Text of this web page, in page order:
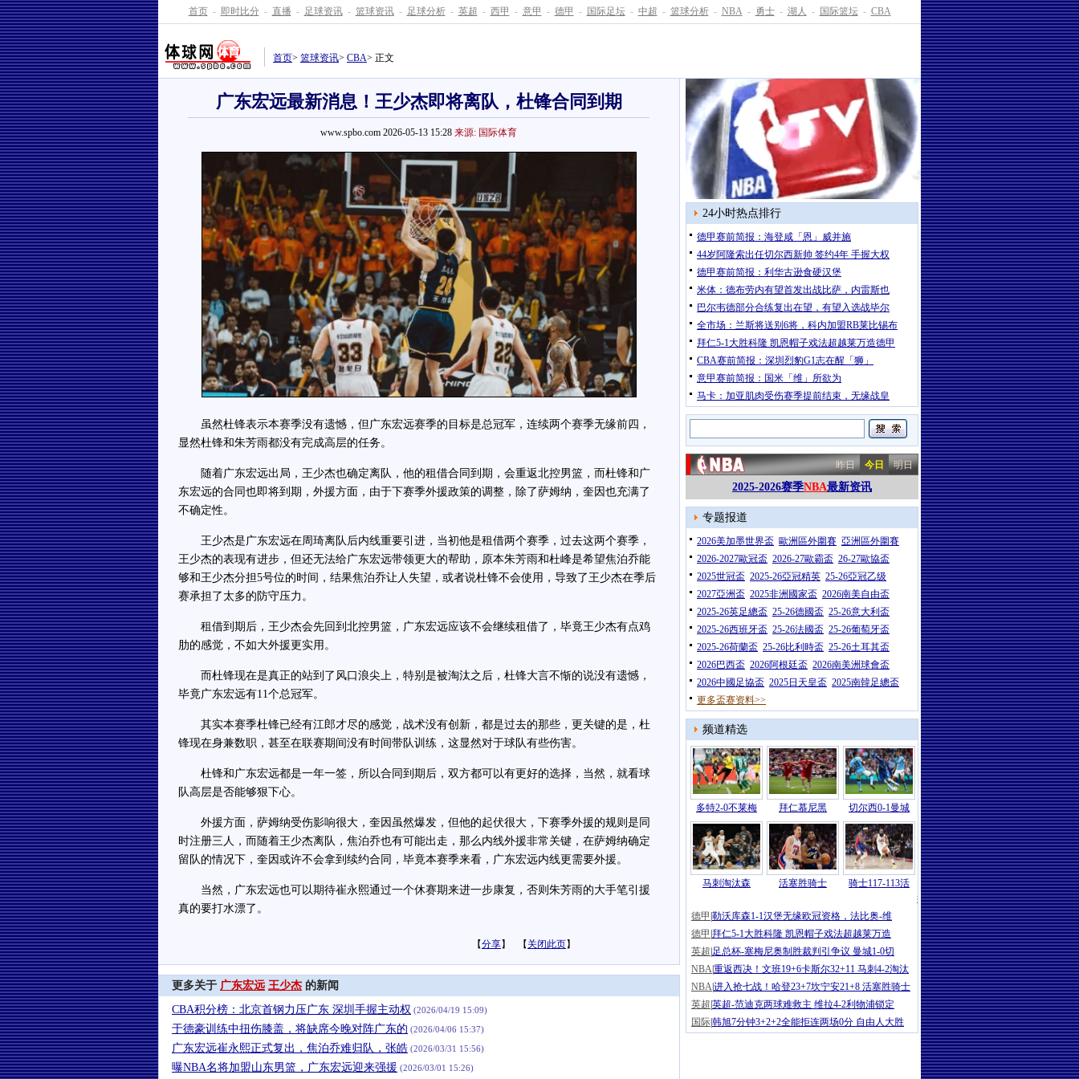
首页 - 即时比分 - 直播 - 足球资讯 - 篮球资讯 - 足球分析 - 英超 - 西甲 - 意甲 - 德甲 - 国际足坛 - 中超 - 篮球分析 - NBA - 勇士 - 湖人 - 国际篮坛 - CBA
首页> 篮球资讯> CBA> 正文
广东宏远最新消息！王少杰即将离队，杜锋合同到期
www.spbo.com 2026-05-13 15:28 来源: 国际体育
虽然杜锋表示本赛季没有遗憾，但广东宏远赛季的目标是总冠军，连续两个赛季无缘前四，
显然杜锋和朱芳雨都没有完成高层的任务。
随着广东宏远出局，王少杰也确定离队，他的租借合同到期，会重返北控男篮，而杜锋和广
东宏远的合同也即将到期，外援方面，由于下赛季外援政策的调整，除了萨姆纳，奎因也充满了
不确定性。
王少杰是广东宏远在周琦离队后内线重要引进，当初他是租借两个赛季，过去这两个赛季，
王少杰的表现有进步，但还无法给广东宏远带领更大的帮助，原本朱芳雨和杜峰是希望焦泊乔能
够和王少杰分担5号位的时间，结果焦泊乔让人失望，或者说杜锋不会使用，导致了王少杰在季后
赛承担了太多的防守压力。
租借到期后，王少杰会先回到北控男篮，广东宏远应该不会继续租借了，毕竟王少杰有点鸡
肋的感觉，不如大外援更实用。
而杜锋现在是真正的站到了风口浪尖上，特别是被淘汰之后，杜锋大言不惭的说没有遗憾，
毕竟广东宏远有11个总冠军。
其实本赛季杜锋已经有江郎才尽的感觉，战术没有创新，都是过去的那些，更关键的是，杜
锋现在身兼数职，甚至在联赛期间没有时间带队训练，这显然对于球队有些伤害。
杜锋和广东宏远都是一年一签，所以合同到期后，双方都可以有更好的选择，当然，就看球
队高层是否能够狠下心。
外援方面，萨姆纳受伤影响很大，奎因虽然爆发，但他的起伏很大，下赛季外援的规则是同
时注册三人，而随着王少杰离队，焦泊乔也有可能出走，那么内线外援非常关键，在萨姆纳确定
留队的情况下，奎因或许不会拿到续约合同，毕竟本赛季来看，广东宏远内线更需要外援。
当然，广东宏远也可以期待崔永熙通过一个休赛期来进一步康复，否则朱芳雨的大手笔引援
真的要打水漂了。
【分享】 【 关闭此页】
更多关于 广东宏远 王少杰 的新闻
CBA积分榜：北京首钢力压广东 深圳手握主动权 (2026/04/19 15:09)
于德豪训练中扭伤膝盖，将缺席今晚对阵广东的 (2026/04/06 15:37)
广东宏远崔永熙正式复出，焦泊乔难归队，张皓 (2026/03/31 15:56)
曝NBA名将加盟山东男篮，广东宏远迎来强援 (2026/03/01 15:26)
24小时热点排行
德甲赛前简报：海登咸「恩」威并施
44岁阿隆索出任切尔西新帅 签约4年 手握大权
德甲赛前简报：利华古逊食硬汉堡
米体：德布劳内有望首发出战比萨，内雷斯也
巴尔韦德部分合练复出在望，有望入选战毕尔
全市场：兰斯将送别6将，科内加盟RB莱比锡布
拜仁5-1大胜科隆 凯恩帽子戏法超越莱万造德甲
CBA赛前简报：深圳烈豹G1志在醒「狮」
意甲赛前简报：国米「维」所欲为
马卡：加亚肌肉受伤赛季提前结束，无缘战皇
昨日 今日 明日
2025-2026赛季NBA最新资讯
专题报道
2026美加墨世界盃 歐洲區外圍賽 亞洲區外圍賽
2026-2027歐冠盃 2026-27歐霸盃 26-27歐協盃
2025世冠盃 2025-26亞冠精英 25-26亞冠乙级
2027亞洲盃 2025非洲國家盃 2026南美自由盃
2025-26英足總盃 25-26德國盃 25-26意大利盃
2025-26西班牙盃 25-26法國盃 25-26葡萄牙盃
2025-26荷蘭盃 25-26比利時盃 25-26土耳其盃
2026巴西盃 2026阿根廷盃 2026南美洲球會盃
2026中國足協盃 2025日天皇盃 2025南韓足總盃
更多盃赛资料>>
频道精选
多特2-0不莱梅 拜仁慕尼黑 切尔西0-1曼城
马刺淘汰森 活塞胜骑士
骑士117-113活
德甲|弗赖堡4-1大胜RB莱比锡，金特
德甲 勒沃库森1-1汉堡无缘欧冠资格，法比奥-维
德甲 拜仁5-1大胜科隆 凯恩帽子戏法超越莱万造
英超 足总杯-塞梅尼奥制胜裁判引争议 曼城1-0切
NBA重返西决！文班19+6卡斯尔32+11 马刺4-2淘汰
NBA进入抢七战！哈登23+7坎宁安21+8 活塞胜骑士
英超 英超-范迪克两球难救主 维拉4-2利物浦锁定
国际韩旭7分钟3+2+2全能拒连两场0分 自由人大胜